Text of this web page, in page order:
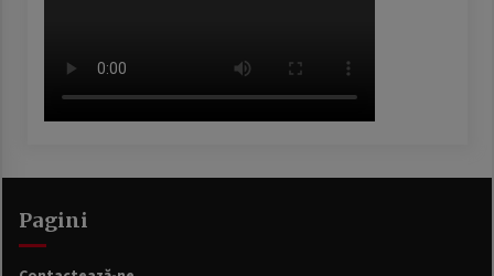
Pagini